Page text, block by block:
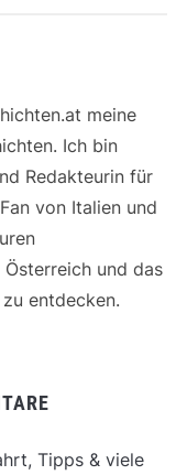
meine
Ich bin
Redakteurin für
von Italien und
und das
entdecken.
Tipps & viele